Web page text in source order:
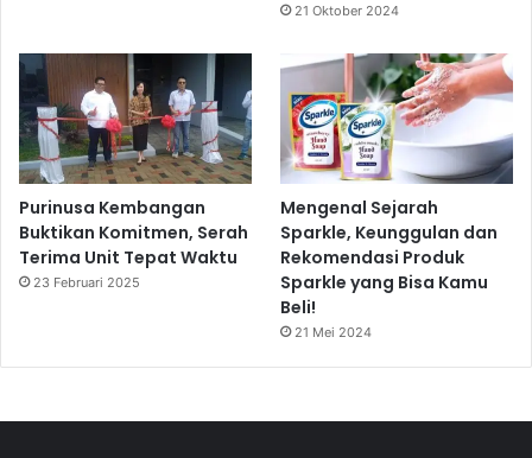
21 Oktober 2024
Purinusa Kembangan
Buktikan Komitmen, Serah
Terima Unit Tepat Waktu
23 Februari 2025
Mengenal Sejarah
Sparkle, Keunggulan dan
Rekomendasi Produk
Sparkle yang Bisa Kamu
Beli!
21 Mei 2024